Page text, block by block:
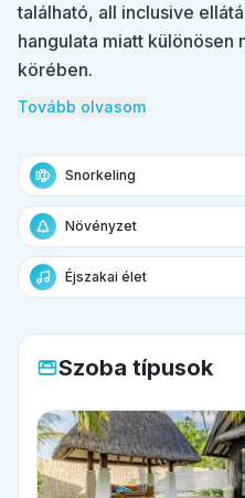
található, all inclusive
hangulata miatt különösen
körében.
Tovább olvasom
Snorkeling
Növényzet
Éjszakai élet
Szoba típusok